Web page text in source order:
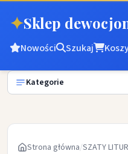
✦Sklep
Nowości Szukaj
Kategorie
Strona główna/SZATY